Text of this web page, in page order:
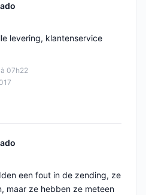
07h22
levering, klantenservice
een fout in de zending, ze
maar ze hebben ze meteen